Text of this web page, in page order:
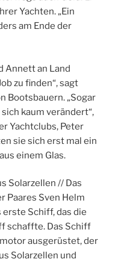
Yachten. „Ein
am Ende der
Annett an Land
zu finden“, sagt
Bootsbauern. „Sogar
sich kaum verändert“,
Yachtclubs, Peter
sie sich erst mal ein
einem Glas.
Solarzellen // Das
Paares Sven Helm
Schiff, das die
schaffte. Das Schiff
ausgerüstet, der
Solarzellen und